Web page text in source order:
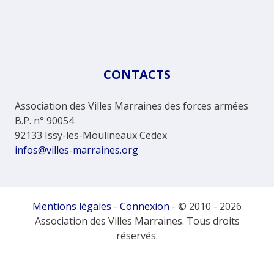
CONTACTS
Association des Villes Marraines des forces armées
B.P. n° 90054
92133 Issy-les-Moulineaux Cedex
infos@villes-marraines.org
Mentions légales - Connexion - © 2010 - 2026
Association des Villes Marraines. Tous droits
réservés.